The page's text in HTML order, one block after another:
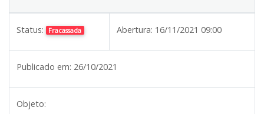
Status: Fracassada Abertura: 16/11/2021 09:00
Publicado em: 26/10/2021
Objeto: